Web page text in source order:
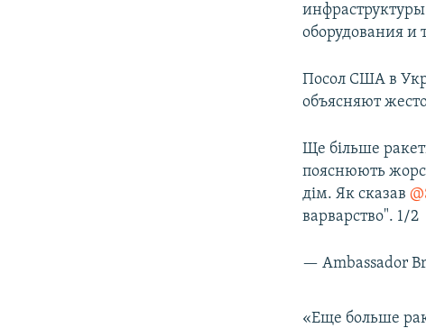
оборудования и
Посол США в
объясняют
Ще більше
пояснюють
дім. Як сказав
варварство". 1/2
— Ambassador
«Еще больше